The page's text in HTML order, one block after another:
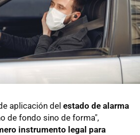
aplicación del estado de alarma
de fondo sino de forma",
instrumento legal para